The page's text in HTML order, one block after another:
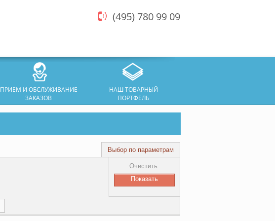
(495) 780 99 09
ПРИЕМ И ОБСЛУЖИВАНИЕ
ЗАКАЗОВ
НАШ ТОВАРНЫЙ
ПОРТФЕЛЬ
Выбор по параметрам
Очистить